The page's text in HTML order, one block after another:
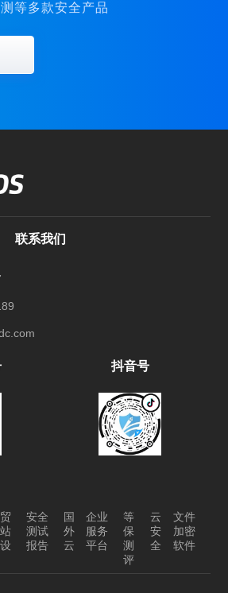
等多款安全产品
联系我们
抖音号
安全
测试
报告
国
外
云
企业
服务
平台
等
保
测
评
云
安
全
文件
加密
软件